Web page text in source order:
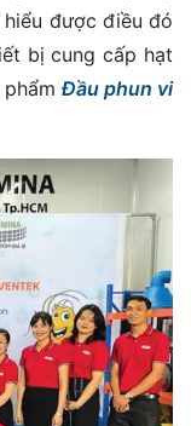
được điều đó
bị cung cấp hạt
Đầu phun vi